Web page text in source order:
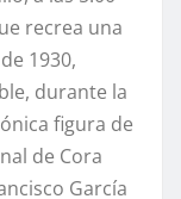
recrea una
1930,
durante la
figura de
de Cora
García